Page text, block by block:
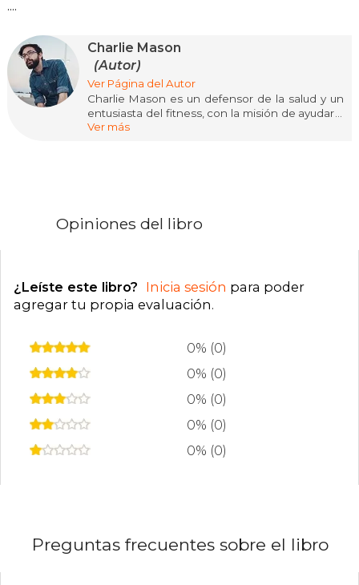
....
Charlie Mason
(Autor)
Ver Página del Autor
Charlie Mason es un defensor de la salud y un
entusiasta del fitness, con la misión de ayudar a
las personas a alcanzar la longevidad. Investiga
Ver más
Opiniones del libro
¿Leíste este libro? Inicia sesión para poder
agregar tu propia evaluación.
0% (0)
0% (0)
0% (0)
0% (0)
0% (0)
Preguntas frecuentes sobre el libro